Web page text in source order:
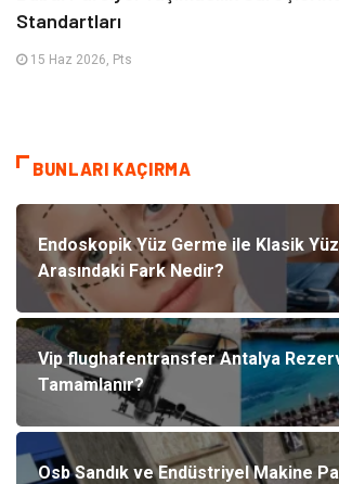
Standartları
15 Haz 2026, Pts
BUNLARI KAÇIRMA
Endoskopik Yüz Germe ile Klasik
Arasındaki Fark Nedir?
Vip flughafentransfer Antalya
Tamamlanır?
Osb Sandık ve Endüstriyel Makine